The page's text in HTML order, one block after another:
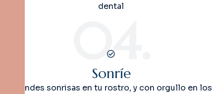
dental
04.
Sonríe
Grandes sonrisas en tu rostro, y con orgullo en los